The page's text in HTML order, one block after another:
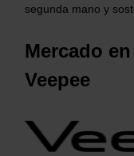
segunda mano y
Mercado
Veepee